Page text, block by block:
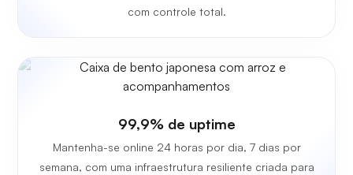
com controle total.
99,9% de uptime
Mantenha-se online 24 horas por dia, 7 dias por
semana, com uma infraestrutura resiliente criada para